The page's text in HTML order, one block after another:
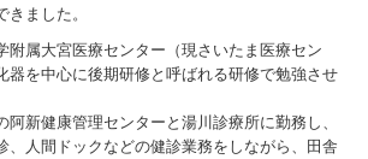
ました。
附属大宮医療センター（現さいたま医療セン
器を中心に後期研修と呼ばれる研修で勉強させ
阿新健康管理センターと湯川診療所に勤務し、
、人間ドックなどの健診業務をしながら、田舎